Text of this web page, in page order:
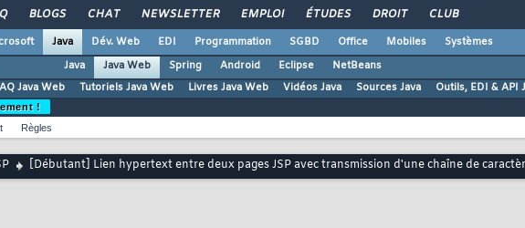
BLOGS CHAT NEWSLETTER EMPLOI ÉTUDES DROIT CLUB
Java Dév. Web EDI Programmation SGBD Office Mobiles
Systèmes
Java
Java Web Spring Android Eclipse
NetBeans
Java Web Tutoriels Java Web Livres Java Web Vidéos Java Sources Java Outils, EDI & API
!
Règles
[Débutant] Lien hypertext entre deux pages JSP avec transmission d'une chaîne de